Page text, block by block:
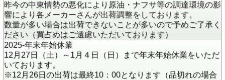
昨今の中東情勢の悪化により原油・ナフサ等の調達環境の影
響により各メーカーさんが出荷調整をしております。
数量が多い場合は出荷できないことが多いので予めご了承く
ださい（買占めはご遠慮いただいております）
2025-年末年始休業
12月27日（土）～1月４日（日）まで年末年始休業をいただ
いております。
※12月26日の出荷は最終10：00となります（品切れの場合